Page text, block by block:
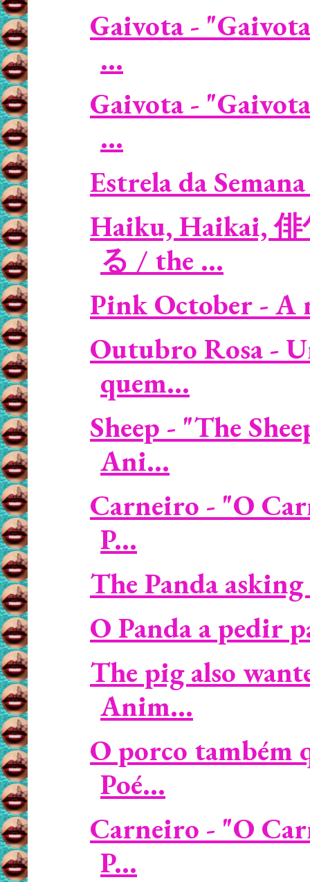
Gaivota -
...
Gaivota -
...
Estrela da
Haiku, Haikai, 俳
る / the ...
Pink October - A
Outubro Rosa -
quem...
Sheep - "The
Ani...
Carneiro - "O
P...
The Panda
O Panda a pedir
The pig also
Anim...
O porco
Poé...
Carneiro - "O
P...